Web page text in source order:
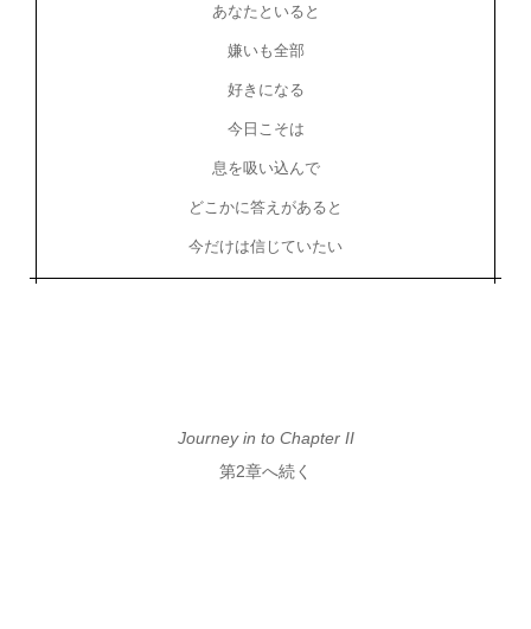
あなたといると
嫌いも全部
好きになる
今日こそは
息を吸い込んで
どこかに答えがあると
今だけは信じていたい
Journey in to Chapter II
第2章へ続く